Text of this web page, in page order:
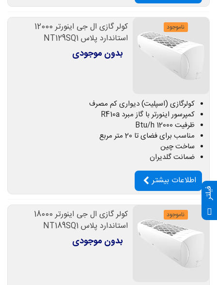
ناموجود
کولر گازی ال جی اینورتر 12000
استاندارد پلاس NT129SQ1
بدون موجودی
کولرگازی (اسپلیت) دیواری کم مصرف
کمپرسور اینورتر با گاز مبرد R410a
ظرفیت 12000 Btu/h
مناسب برای فضای تا 20 متر مربع
ساخت چین
ضمانت گلدیران
اطلاعات بیشتر
ناموجود
کولر گازی ال جی اینورتر 18000
استاندارد پلاس NT189SQ1
بدون موجودی
فیلتر